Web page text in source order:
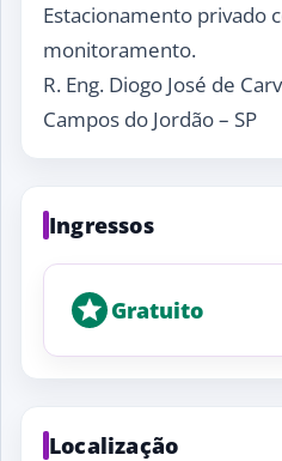
Estacionamento privado
monitoramento.
R. Eng. Diogo José de
Campos do Jordão – SP
Ingressos
Gratuito
Localização